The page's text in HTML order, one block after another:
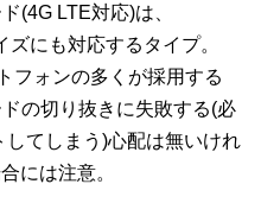
(4G LTE対応)は、
にも対応するタイプ。
フォンの多くが採用する
の切り抜きに失敗する(必
てしまう)心配は無いけれ
には注意。